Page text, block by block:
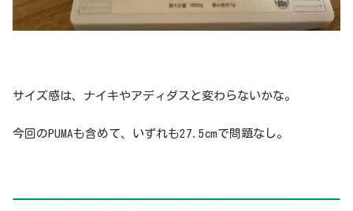
サイズ感は、ナイキやアディダスと変わらないかな。
今回のPUMAも含めて、いずれも27.5cmで問題なし。